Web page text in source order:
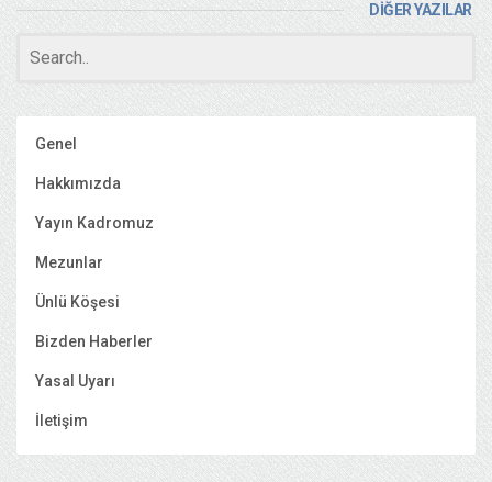
DİĞER YAZILAR
Genel
Hakkımızda
Yayın Kadromuz
Mezunlar
Ünlü Köşesi
Bizden Haberler
Yasal Uyarı
İletişim